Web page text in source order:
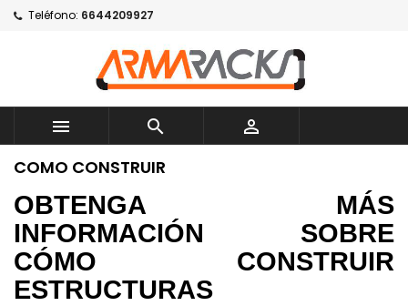
Teléfono: 6644209927
  
COMO CONSTRUIR
OBTENGA MÁS
INFORMACIÓN SOBRE
CÓMO CONSTRUIR
ESTRUCTURAS